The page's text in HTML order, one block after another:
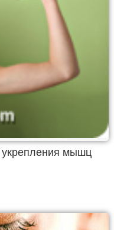
укрепления мышц